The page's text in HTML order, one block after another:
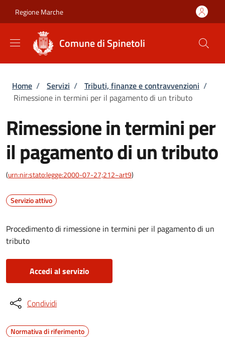
Regione Marche
Comune di Spinetoli
Briciole di pane
Home / Servizi / Tributi, finanze e contravvenzioni /
Rimessione in termini per il pagamento di un tributo
Rimessione in termini per
il pagamento di un tributo
(urn:nir:stato:legge:2000-07-27;212~art9)
Servizio attivo
Procedimento di rimessione in termini per il pagamento di un
tributo
Accedi al servizio
Condividi
Normativa di riferimento